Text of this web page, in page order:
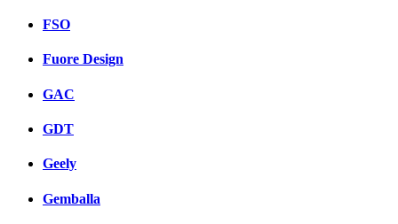
FSO
Fuore Design
GAC
GDT
Geely
Gemballa